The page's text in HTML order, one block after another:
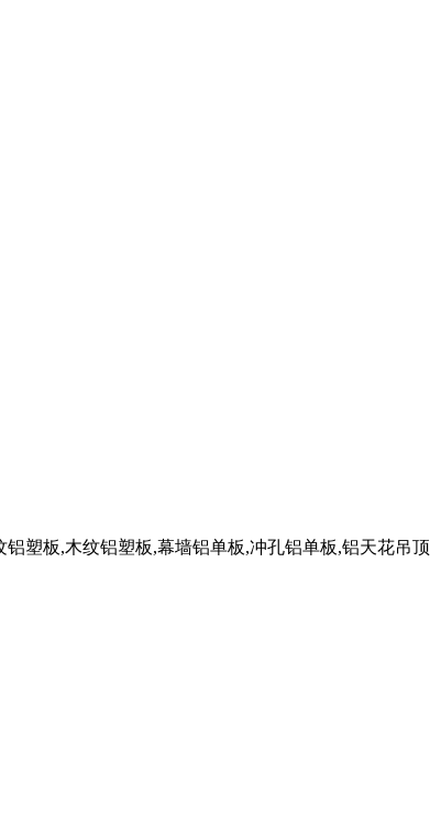
塑板,木纹铝塑板,幕墙铝单板,冲孔铝单板,铝天花吊顶